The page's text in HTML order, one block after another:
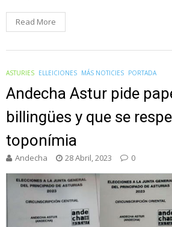
Read More
ASTURIES ELLEICIONES MÁS NOTICIES PORTADA
Andecha Astur pide
billingües y que se
toponímia
Andecha 28 Abril, 2023 0